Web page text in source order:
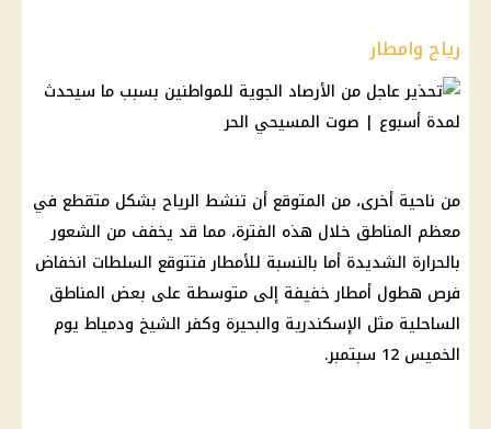
رياح وامطار
من ناحية أخرى، من المتوقع أن تنشط الرياح بشكل متقطع في
معظم المناطق خلال هذه الفترة، مما قد يخفف من الشعور
بالحرارة الشديدة أما بالنسبة للأمطار فتتوقع السلطات انخفاض
فرص هطول أمطار خفيفة إلى متوسطة على بعض المناطق
الساحلية مثل الإسكندرية والبحيرة وكفر الشيخ ودمياط يوم
الخميس 12 سبتمبر.